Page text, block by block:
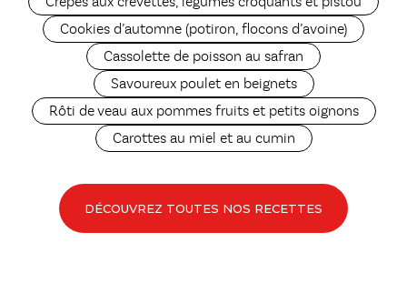
Crêpes aux crevettes, légumes croquants et pistou
Cookies d’automne (potiron, flocons d’avoine)
Cassolette de poisson au safran
Savoureux poulet en beignets
Rôti de veau aux pommes fruits et petits oignons
Carottes au miel et au cumin
DÉCOUVREZ TOUTES NOS RECETTES